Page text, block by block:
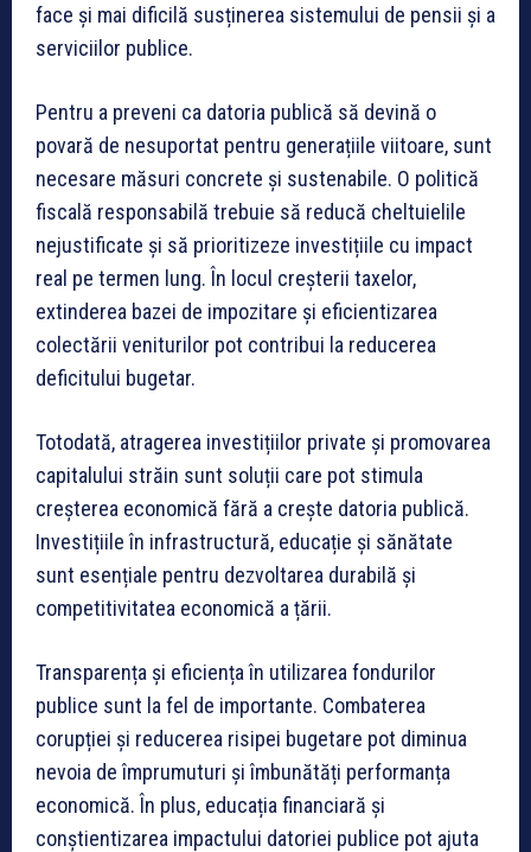
face și mai dificilă susținerea sistemului de pensii și a
serviciilor publice.
Pentru a preveni ca datoria publică să devină o
povară de nesuportat pentru generațiile viitoare, sunt
necesare măsuri concrete și sustenabile. O politică
fiscală responsabilă trebuie să reducă cheltuielile
nejustificate și să prioritizeze investițiile cu impact
real pe termen lung. În locul creșterii taxelor,
extinderea bazei de impozitare și eficientizarea
colectării veniturilor pot contribui la reducerea
deficitului bugetar.
Totodată, atragerea investițiilor private și promovarea
capitalului străin sunt soluții care pot stimula
creșterea economică fără a crește datoria publică.
Investițiile în infrastructură, educație și sănătate
sunt esențiale pentru dezvoltarea durabilă și
competitivitatea economică a țării.
Transparența și eficiența în utilizarea fondurilor
publice sunt la fel de importante. Combaterea
corupției și reducerea risipei bugetare pot diminua
nevoia de împrumuturi și îmbunătăți performanța
economică. În plus, educația financiară și
conștientizarea impactului datoriei publice pot ajuta